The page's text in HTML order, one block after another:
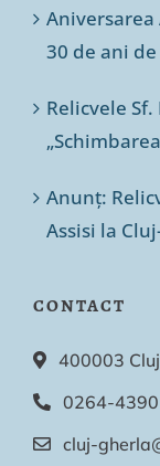
30 de ani
Relicvele
Anunț:
Assisi la
CONTACT
400003
0264-
cluj-